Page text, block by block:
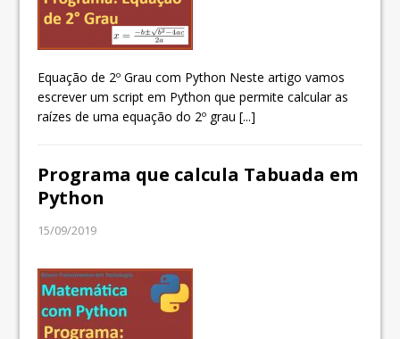
Equação de 2º Grau com Python Neste artigo vamos
escrever um script em Python que permite calcular as
raízes de uma equação do 2º grau[...]
Programa que calcula Tabuada em
Python
15/09/2019